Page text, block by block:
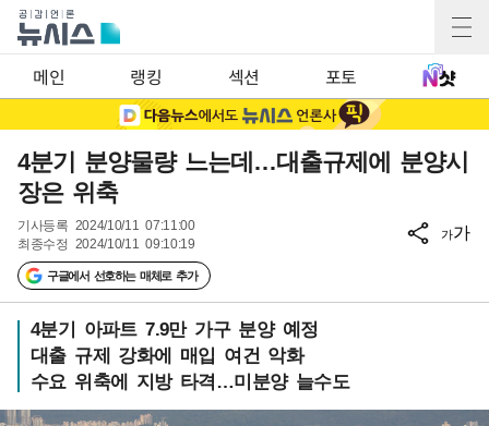
메인 랭킹 섹션 포토
4분기 분양물량 느는데…대출규제에 분양시
장은 위축
기사등록 2024/10/11 07:11:00
최종수정 2024/10/11 09:10:19
구글에서 선호하는 매체로 추가
가가
4분기 아파트 7.9만 가구 분양 예정
대출 규제 강화에 매입 여건 악화
수요 위축에 지방 타격…미분양 늘수도